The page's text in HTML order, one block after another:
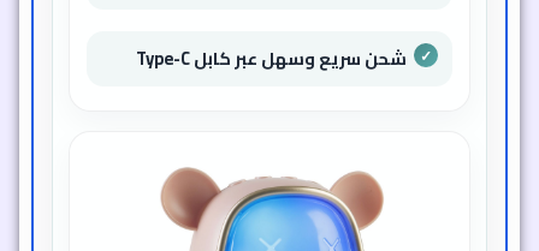
شحن سريع وسهل عبر كابل Type-C